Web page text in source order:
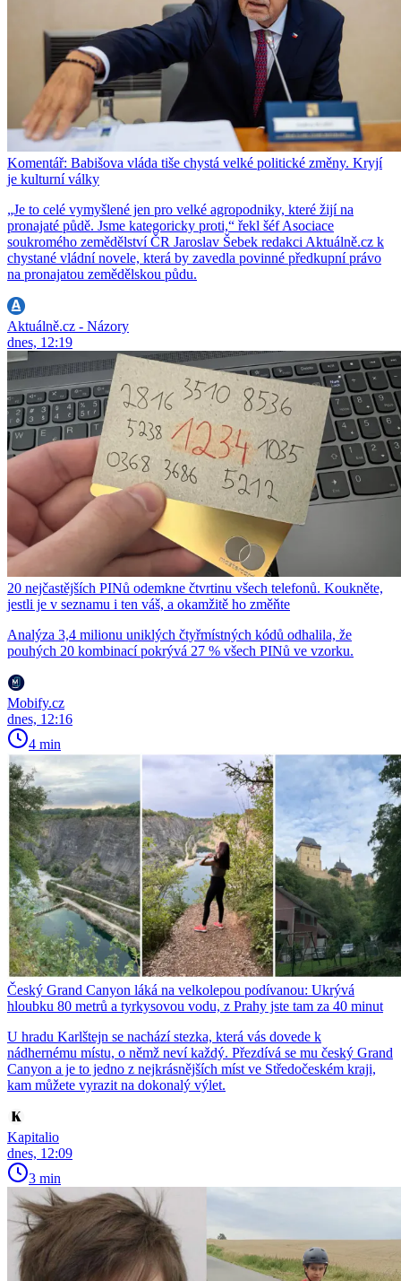
Komentář: Babišova vláda tiše chystá velké politické změny. Kryjí
je kulturní války
„Je to celé vymyšlené jen pro velké agropodniky, které žijí na
pronajaté půdě. Jsme kategoricky proti,“ řekl šéf Asociace
soukromého zemědělství ČR Jaroslav Šebek redakci Aktuálně.cz k
chystané vládní novele, která by zavedla povinné předkupní právo
na pronajatou zemědělskou půdu.
Aktuálně.cz - Názory
dnes, 12:19
20 nejčastějších PINů odemkne čtvrtinu všech telefonů. Koukněte,
jestli je v seznamu i ten váš, a okamžitě ho změňte
Analýza 3,4 milionu uniklých čtyřmístných kódů odhalila, že
pouhých 20 kombinací pokrývá 27 % všech PINů ve vzorku.
Mobify.cz
dnes, 12:16
4 min
Český Grand Canyon láká na velkolepou podívanou: Ukrývá
hloubku 80 metrů a tyrkysovou vodu, z Prahy jste tam za 40 minut
U hradu Karlštejn se nachází stezka, která vás dovede k
nádhernému místu, o němž neví každý. Přezdívá se mu český Grand
Canyon a je to jedno z nejkrásnějších míst ve Středočeském kraji,
kam můžete vyrazit na dokonalý výlet.
Kapitalio
dnes, 12:09
3 min